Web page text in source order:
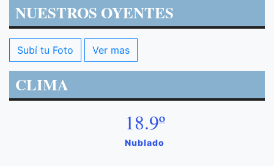
NUESTROS OYENTES
Subí tu Foto Ver mas
CLIMA
18.9º
Nublado